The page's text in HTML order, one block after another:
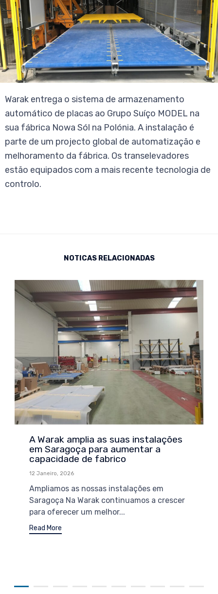
Warak entrega o sistema de armazenamento
automático de placas ao Grupo Suíço MODEL na
sua fábrica Nowa Sól na Polónia. A instalação é
parte de um projecto global de automatização e
melhoramento da fábrica. Os transelevadores
estão equipados com a mais recente tecnologia de
controlo.
NOTICAS RELACIONADAS
A Warak amplia as suas instalações
em Saragoça para aumentar a
capacidade de fabrico
12 Janeiro, 2026
Ampliamos as nossas instalações em
Saragoça Na Warak continuamos a crescer
para oferecer um melhor...
Read More